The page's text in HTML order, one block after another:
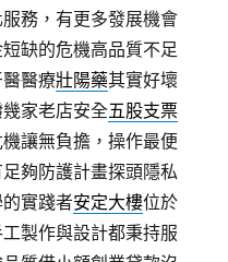
務，有更多發展機會
缺的危機高品質不足
醫療壯陽藥其實好壞
家老店安全五股支票
讓無負擔，操作最便
夠防護計畫探頭隱私
實踐者安定大樓位於
製作與設計都秉持服